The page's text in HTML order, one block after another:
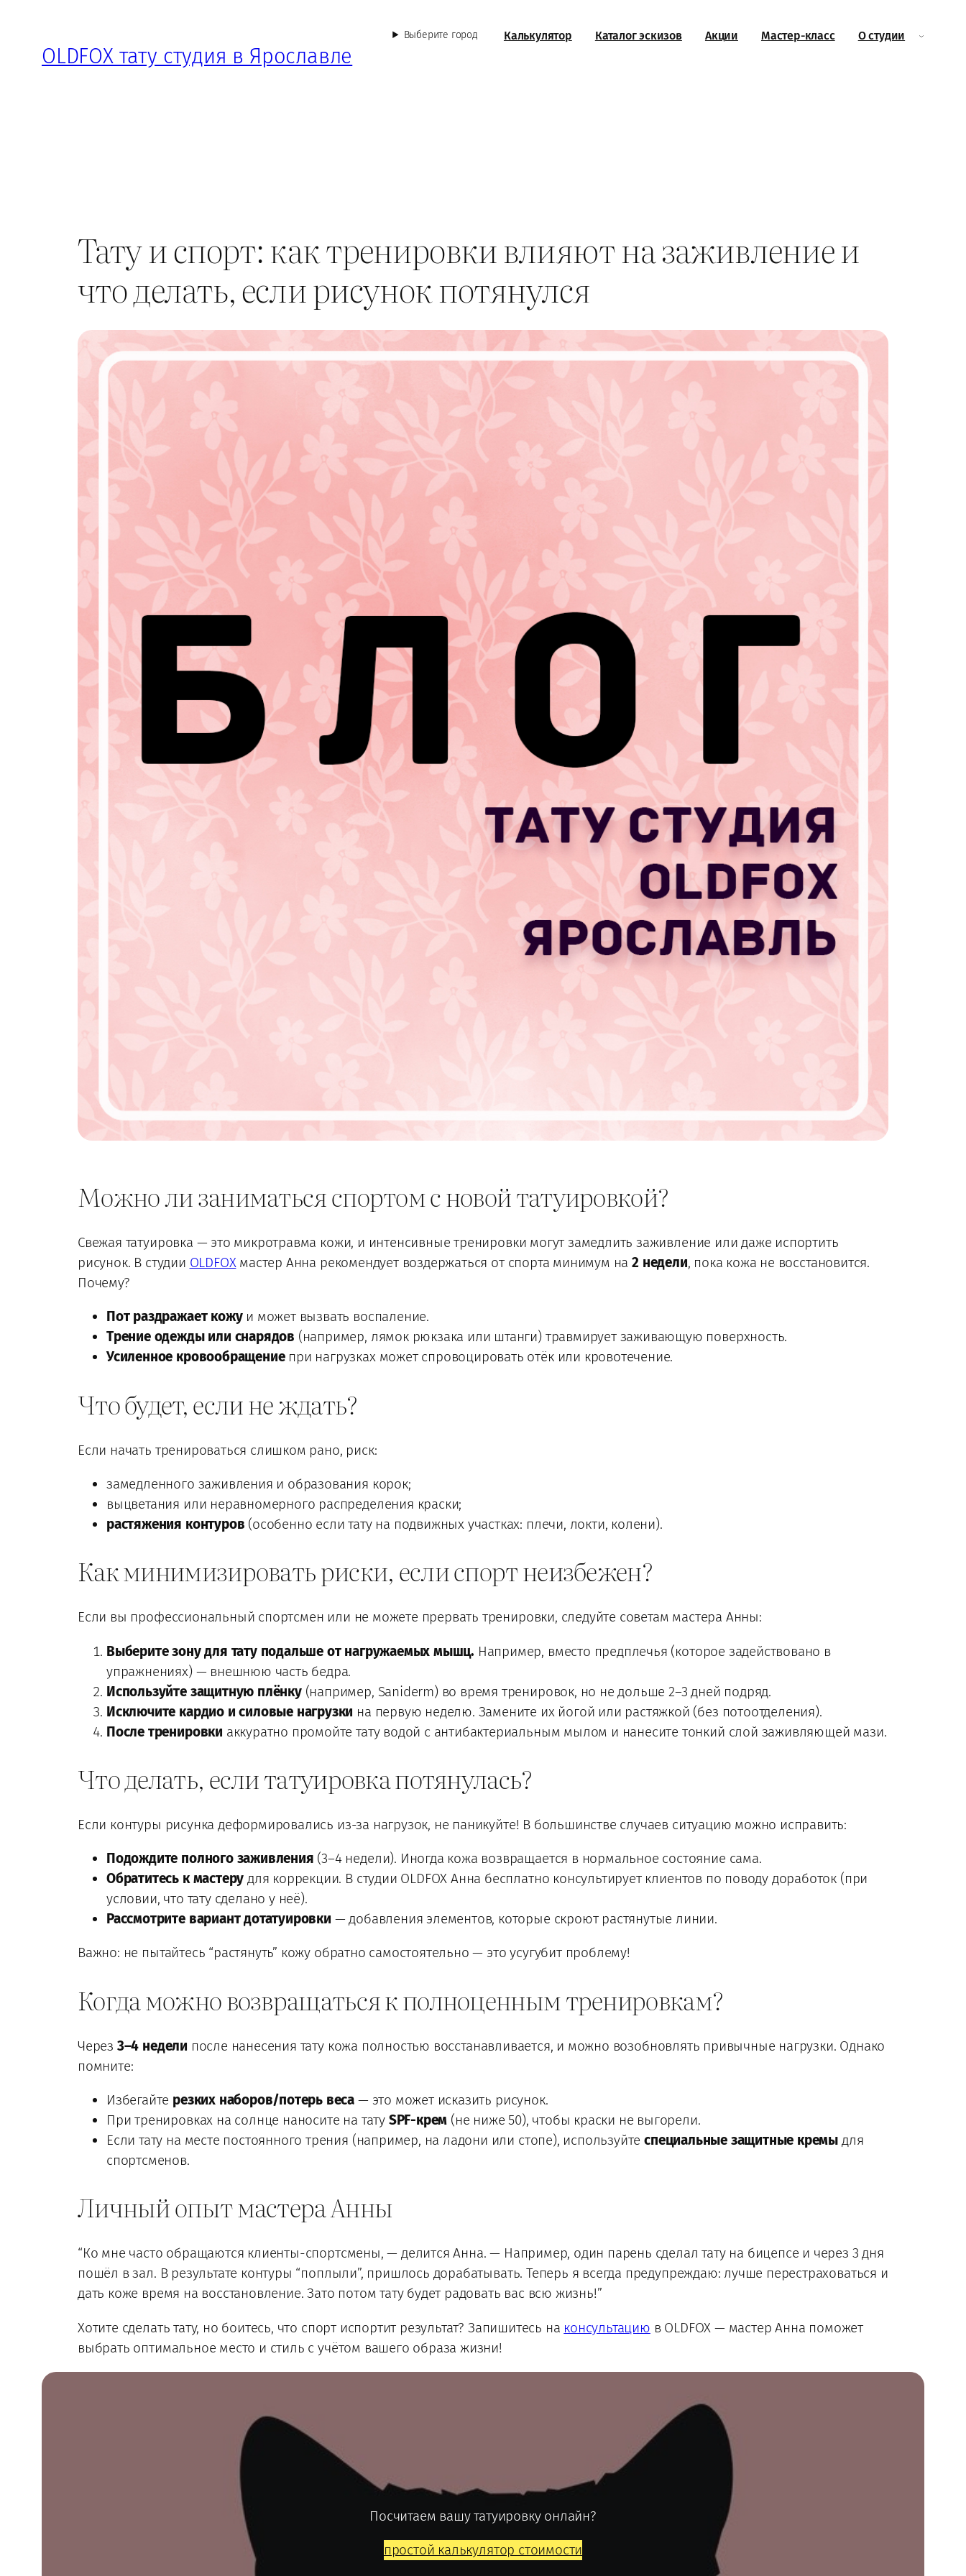
содержимому
OLDFOX тату студия в Ярославле
Выберите город Калькулятор Каталог эскизов Акции Мастер-класс О студии
Тату и спорт: как тренировки влияют на заживление и
что делать, если рисунок потянулся
Можно ли заниматься спортом с новой татуировкой?
Свежая татуировка — это микротравма кожи, и интенсивные тренировки могут замедлить заживление или даже испортить
рисунок. В студии OLDFOXмастер Анна рекомендует воздержаться от спорта минимум на2 недели, пока кожа не восстановится.
Почему?
Пот раздражает кожуи может вызвать воспаление.
Трение одежды или снарядов (например, лямок рюкзака или штанги) травмирует заживающую поверхность.
Усиленное кровообращениепри нагрузках может спровоцировать отёк или кровотечение.
Что будет, если не ждать?
Если начать тренироваться слишком рано, риск:
замедленного заживления и образования корок;
выцветания или неравномерного распределения краски;
растяжения контуров (особенно если тату на подвижных участках: плечи, локти, колени).
Как минимизировать риски, если спорт неизбежен?
Если вы профессиональный спортсмен или не можете прервать тренировки, следуйте советам мастера Анны:
Выберите зону для тату подальше от нагружаемых мышц. Например, вместо предплечья (которое задействовано в
упражнениях) — внешнюю часть бедра.
Используйте защитную плёнку(например, Saniderm) во время тренировок, но не дольше 2–3 дней подряд.
Исключите кардио и силовые нагрузки на первую неделю. Замените их йогой или растяжкой (без потоотделения).
После тренировки аккуратно промойте тату водой с антибактериальным мылом и нанесите тонкий слой заживляющей мази.
Что делать, если татуировка потянулась?
Если контуры рисунка деформировались из-за нагрузок, не паникуйте! В большинстве случаев ситуацию можно исправить:
Подождите полного заживления (3–4 недели). Иногда кожа возвращается в нормальное состояние сама.
Обратитесь к мастеру для коррекции. В студии OLDFOX Анна бесплатно консультирует клиентов по поводу доработок (при
условии, что тату сделано у неё).
Рассмотрите вариант дотатуировки — добавления элементов, которые скроют растянутые линии.
Важно: не пытайтесь “растянуть” кожу обратно самостоятельно — это усугубит проблему!
Когда можно возвращаться к полноценным тренировкам?
Через 3–4 недели после нанесения тату кожа полностью восстанавливается, и можно возобновлять привычные нагрузки. Однако
помните:
Избегайте резких наборов/потерь веса — это может исказить рисунок.
При тренировках на солнце наносите на тату SPF-крем (не ниже 50), чтобы краски не выгорели.
Если тату на месте постоянного трения (например, на ладони или стопе), используйтеспециальные защитные кремы для
спортсменов.
Личный опыт мастера Анны
“Ко мне часто обращаются клиенты-спортсмены, — делится Анна. — Например, один парень сделал тату на бицепсе и через 3 дня
пошёл в зал. В результате контуры “поплыли”, пришлось дорабатывать. Теперь я всегда предупреждаю: лучше перестраховаться и
дать коже время на восстановление. Зато потом тату будет радовать вас всю жизнь!”
Хотите сделать тату, но боитесь, что спорт испортит результат? Запишитесь на консультацию в OLDFOX — мастер Анна поможет
выбрать оптимальное место и стиль с учётом вашего образа жизни!
Посчитаем вашу татуировку онлайн?
простой калькулятор стоимости